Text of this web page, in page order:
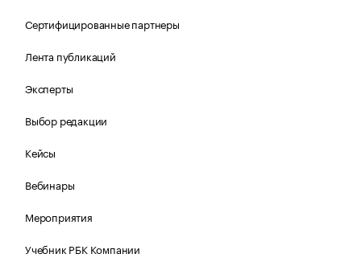
Сертифицированные партнеры
Лента публикаций
Эксперты
Выбор редакции
Кейсы
Вебинары
Мероприятия
Учебник РБК Компании